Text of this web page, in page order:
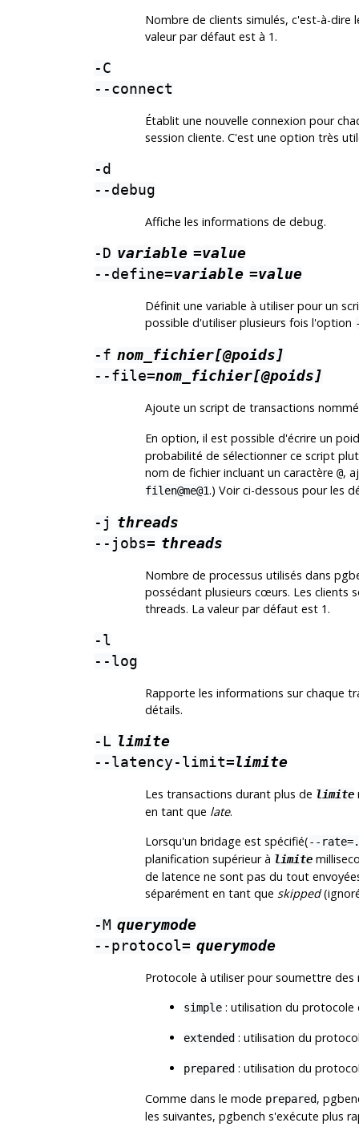
Nombre de clients simulés, c'est-à-dire
valeur par défaut est à 1.
-C
--connect
Établit une nouvelle connexion pour
session cliente. C'est une option très
-d
--debug
Affiche les informations de debug.
-D variable =value
--define=variable =value
Définit une variable à utiliser pour un
possible d'utiliser plusieurs fois l'option
-f nom_fichier[@poids]
--file=nom_fichier[@poids]
Ajoute un script de transactions
En option, il est possible d'écrire un
probabilité de sélectionner ce script
nom de fichier incluant un caractère @,
filen@me@1.) Voir ci-dessous pour les
-j threads
--jobs= threads
Nombre de processus utilisés dans
possédant plusieurs cœurs. Les clients
threads. La valeur par défaut est 1.
-l
--log
Rapporte les informations sur chaque
détails.
-L limite
--latency-limit=limite
Les transactions durant plus de limite
en tant que late.
Lorsqu'un bridage est spécifié(--
planification supérieur à limite
de latence ne sont pas du tout
séparément en tant que skipped
-M querymode
--protocol= querymode
Protocole à utiliser pour soumettre des
simple: utilisation du protocole
extended: utilisation du
prepared: utilisation du
Comme dans le mode prepared,
les suivantes, pgbench s'exécute plus